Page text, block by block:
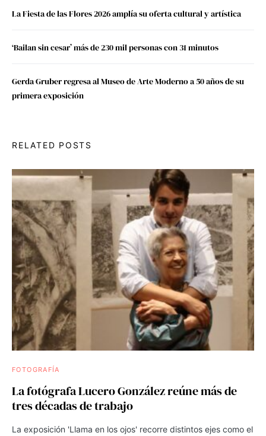
La Fiesta de las Flores 2026 amplía su oferta cultural y artística
‘Bailan sin cesar’ más de 230 mil personas con 31 minutos
Gerda Gruber regresa al Museo de Arte Moderno a 50 años de su
primera exposición
RELATED POSTS
FOTOGRAFÍA
La fotógrafa Lucero González reúne más de
tres décadas de trabajo
La exposición 'Llama en los ojos' recorre distintos ejes como el